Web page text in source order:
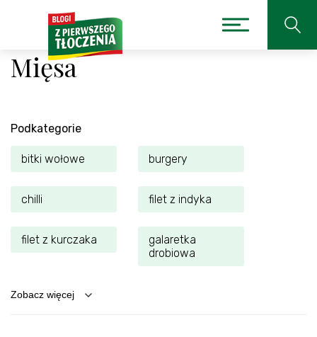
Mięsa
Podkategorie
bitki wołowe burgery
chilli filet z indyka
filet z kurczaka
galaretka
drobiowa